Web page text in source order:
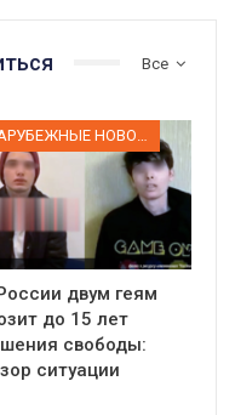
Все
двум геям
до 15 лет
свободы:
ситуации